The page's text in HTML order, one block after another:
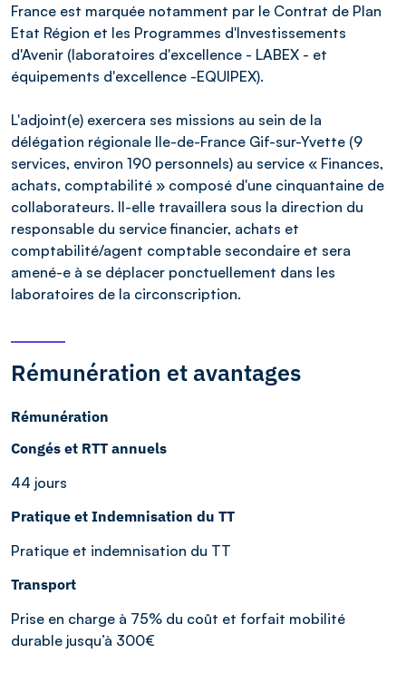
France est marquée notamment par le Contrat de Plan
Etat Région et les Programmes d'Investissements
d'Avenir (laboratoires d'excellence - LABEX - et
équipements d'excellence -EQUIPEX).
L'adjoint(e) exercera ses missions au sein de la
délégation régionale Ile-de-France Gif-sur-Yvette (9
services, environ 190 personnels) au service « Finances,
achats, comptabilité » composé d'une cinquantaine de
collaborateurs. Il-elle travaillera sous la direction du
responsable du service financier, achats et
comptabilité/agent comptable secondaire et sera
amené-e à se déplacer ponctuellement dans les
laboratoires de la circonscription.
Rémunération et avantages
Rémunération
Congés et RTT annuels
44 jours
Pratique et Indemnisation du TT
Pratique et indemnisation du TT
Transport
Prise en charge à 75% du coût et forfait mobilité
durable jusqu’à 300€